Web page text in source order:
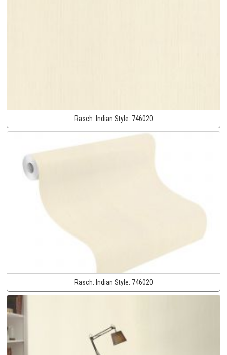
Rasch: Indian Style: 746020
Rasch: Indian Style: 746020